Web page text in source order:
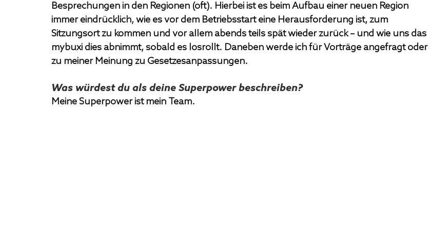
Besprechungen in den Regionen (oft). Hierbei ist es beim Aufbau einer neuen Region
immer eindrücklich, wie es vor dem Betriebsstart eine Herausforderung ist, zum
Sitzungsort zu kommen und vor allem abends teils spät wieder zurück – und wie uns das
mybuxi dies abnimmt, sobald es losrollt. Daneben werde ich für Vorträge angefragt oder
zu meiner Meinung zu Gesetzesanpassungen.
Was würdest du als deine Superpower beschreiben?
Meine Superpower ist mein Team.